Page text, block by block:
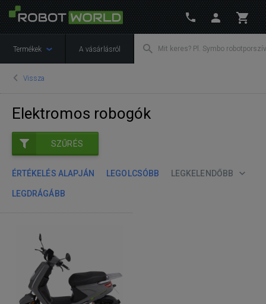
Termékek A vásárlásról
Vissza
Elektromos robogók
SZŰRÉS
ÉRTÉKELÉS ALAPJÁN LEGOLCSÓBB LEGKELENDŐBB
LEGDRÁGÁBB